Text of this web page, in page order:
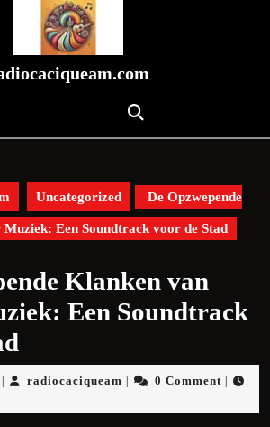
Uncategorized De Opzwepende
Een Soundtrack voor de Stad
Klanken van
Een Soundtrack
06
radiocaciqueam radiocaciqueam
0 Comment